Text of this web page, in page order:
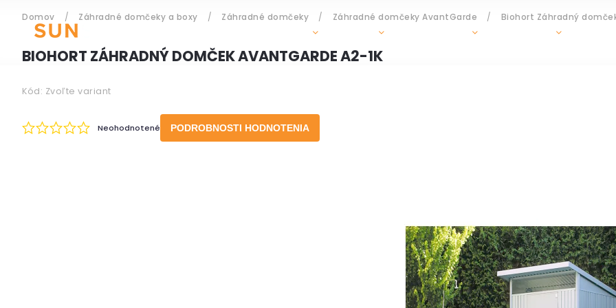
Domov / Záhradné domčeky a boxy / Záhradné domčeky / Záhradné domčeky AvantGarde / Biohort Záhradný domček
BIOHORT ZÁHRADNÝ DOMČEK AVANTGARDE A2-1K
Kód: Zvoľte variant
Neohodnotené PODROBNOSTI HODNOTENIA